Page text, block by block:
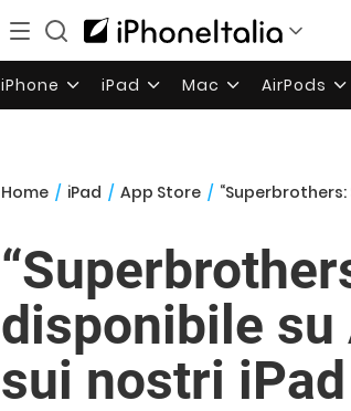
iPhone iPad Mac AirPods
Home / iPad / App Store /
disponibile su
sui nostri iPad